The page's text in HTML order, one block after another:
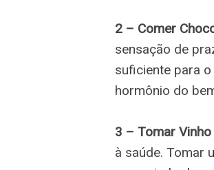
2 – Comer
sensação de
suficiente para
hormônio do
3 – Tomar Vinho
à saúde. Tomar